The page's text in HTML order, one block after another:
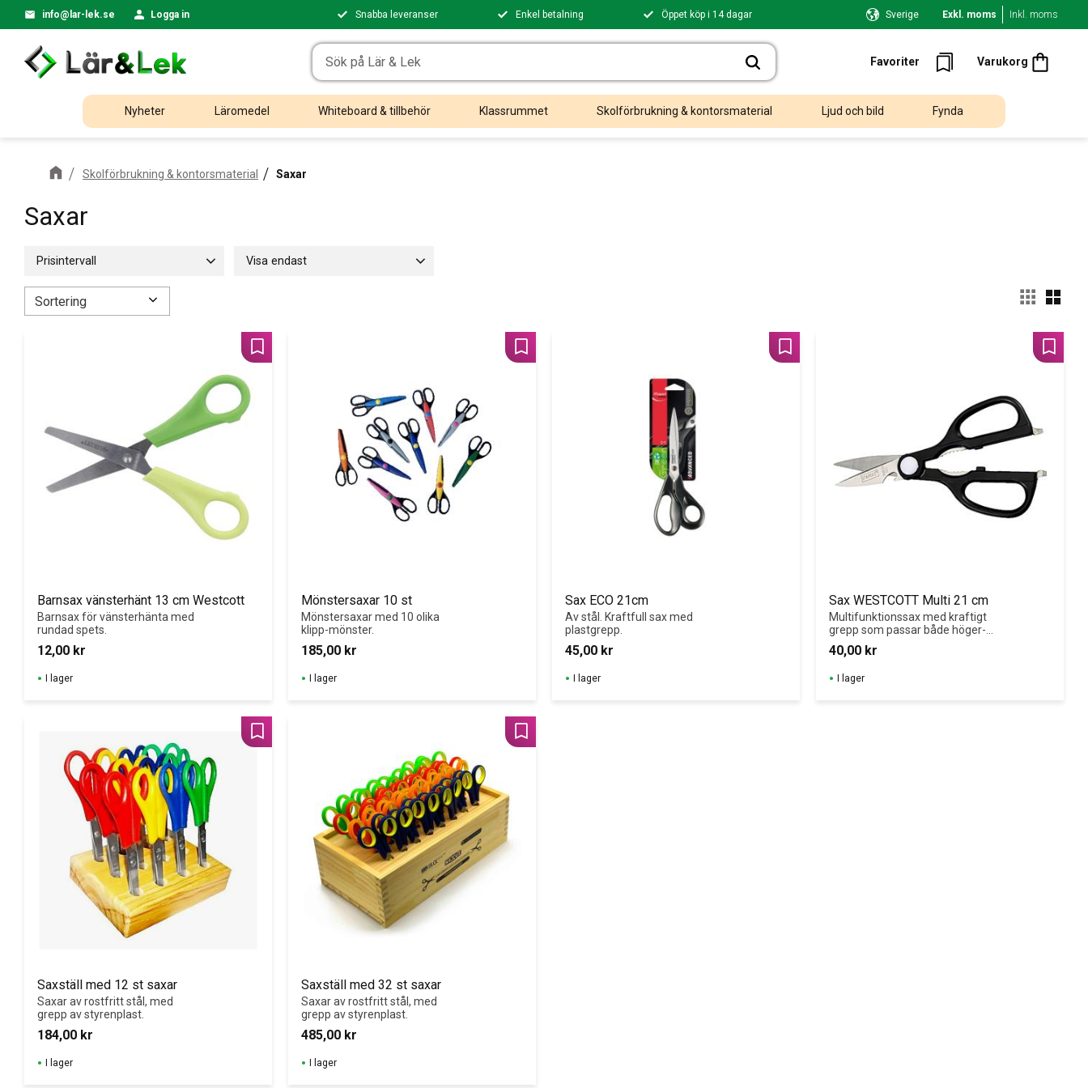
info@lar-lek.se Logga in Snabba leveranser Enkel betalning Öppet köp i 14 dagar Sverige Exkl. moms Inkl. moms
Favoriter Varukorg
Favoriter
Nyheter Läromedel Whiteboard & tillbehör Klassrummet Skolförbrukning & kontorsmaterial Ljud och bild Fynda
Skolförbrukning & kontorsmaterial Saxar
Saxar
Prisintervall
12
Visa endast
Barnsax vänsterhänt 13 cm Westcott
Barnsax för vänsterhänta med
rundad spets.
12,00 kr
Lägg till i favoriter
I lager
Mönstersaxar 10 st
Mönstersaxar med 10 olika
klipp-mönster.
185,00 kr
Lägg till i favoriter
I lager
Sax ECO 21cm
Av stål. Kraftfull sax med
plastgrepp.
45,00 kr
Lägg till i favoriter
I lager
Sax WESTCOTT Multi 21 cm
Multifunktionssax med kraftigt
grepp som passar både höger-
och vänsterhänta.
40,00 kr
Lägg
I lager
Saxställ med 12 st saxar
Saxar av rostfritt stål, med
grepp av styrenplast.
184,00 kr
Lägg till i favoriter
I lager
Saxställ med 32 st saxar
Saxar av rostfritt stål, med
grepp av styrenplast.
485,00 kr
Lägg till i favoriter
I lager